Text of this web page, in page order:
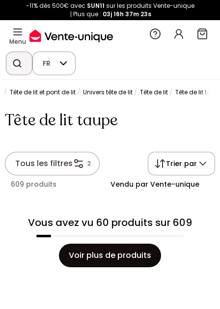
-11% dès 500€ avec SUN11 sur les produits Vente-unique
Plus que : 03j 16h 37m 22s
Menu
FR
Tête de lit et pont de lit Univers tête de lit Tête de lit Tête de lit
Tête de lit taupe
Tous les filtres 2 Trier par
609 produits Vendu par Vente-unique
Vous avez vu 60 produits sur 609
Voir plus de produits